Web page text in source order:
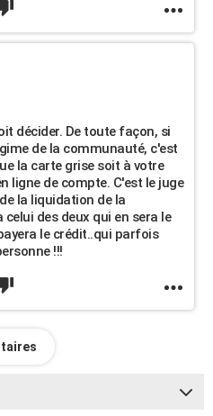
décider. De toute façon, si
de la communauté, c'est
la carte grise soit à votre
ligne de compte. C'est le juge
la liquidation de la
des deux qui en sera le
le crédit..qui parfois
!!!